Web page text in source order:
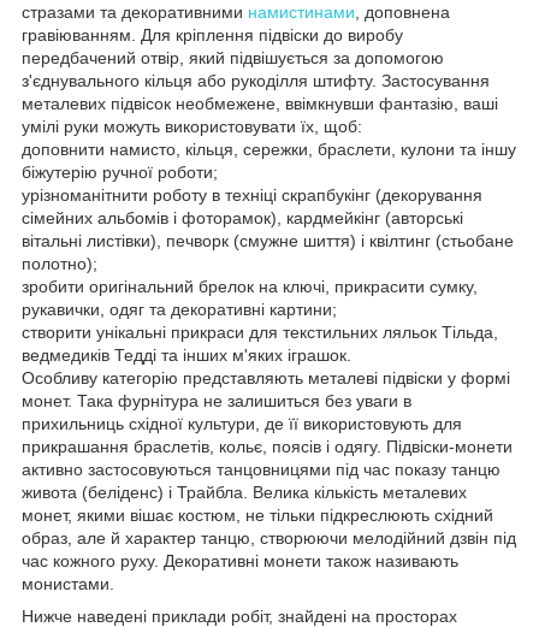
стразами та декоративними намистинами , доповнена
гравіюванням. Для кріплення підвіски до виробу
передбачений отвір, який підвішується за допомогою
з'єднувального кільця або рукоділля штифту. Застосування
металевих підвісок необмежене, ввімкнувши фантазію, ваші
умілі руки можуть використовувати їх, щоб:
доповнити намисто, кільця, сережки, браслети, кулони та іншу
біжутерію ручної роботи;
урізноманітнити роботу в техніці скрапбукінг (декорування
сімейних альбомів і фоторамок), кардмейкінг (авторські
вітальні листівки), печворк (смужне шиття) і квілтинг (стьобане
полотно);
зробити оригінальний брелок на ключі, прикрасити сумку,
рукавички, одяг та декоративні картини;
створити унікальні прикраси для текстильних ляльок Тільда,
ведмедиків Тедді та інших м'яких іграшок.
Особливу категорію представляють металеві підвіски у формі
монет. Така фурнітура не залишиться без уваги в
прихильниць східної культури, де її використовують для
прикрашання браслетів, кольє, поясів і одягу. Підвіски-монети
активно застосовуються танцовницями під час показу танцю
живота (беліденс) і Трайбла. Велика кількість металевих
монет, якими вішає костюм, не тільки підкреслюють східний
образ, але й характер танцю, створюючи мелодійний дзвін під
час кожного руху. Декоративні монети також називають
монистами.
Нижче наведені приклади робіт, знайдені на просторах